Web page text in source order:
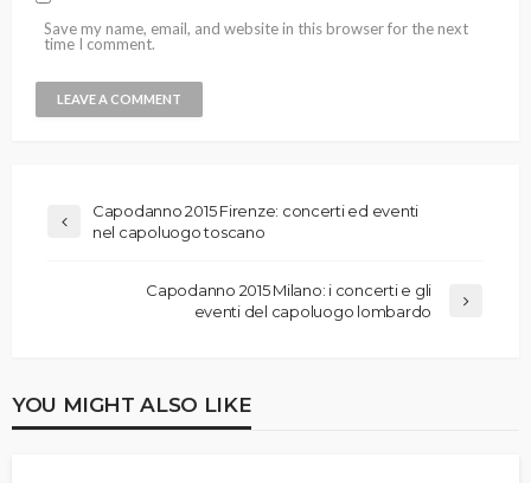
Save my name, email, and website in this browser for the next
time I comment.
Capodanno 2015 Firenze: concerti ed eventi
nel capoluogo toscano
Capodanno 2015 Milano: i concerti e gli
eventi del capoluogo lombardo
YOU MIGHT ALSO LIKE